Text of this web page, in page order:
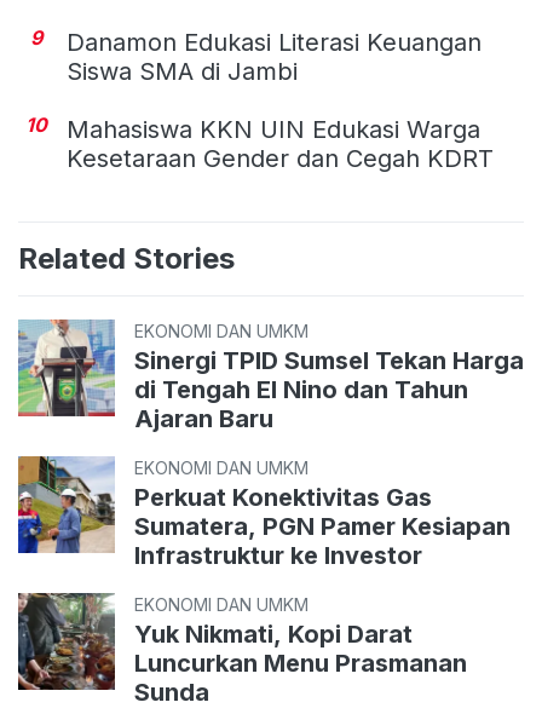
9
Danamon Edukasi Literasi Keuangan
Siswa SMA di Jambi
10
Mahasiswa KKN UIN Edukasi Warga
Kesetaraan Gender dan Cegah KDRT
Related Stories
EKONOMI DAN UMKM
Sinergi TPID Sumsel Tekan Harga
di Tengah El Nino dan Tahun
Ajaran Baru
EKONOMI DAN UMKM
Perkuat Konektivitas Gas
Sumatera, PGN Pamer Kesiapan
Infrastruktur ke Investor
EKONOMI DAN UMKM
Yuk Nikmati, Kopi Darat
Luncurkan Menu Prasmanan
Sunda